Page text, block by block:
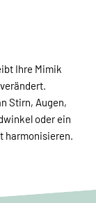
Ihre Mimik
Stirn, Augen,
oder ein
harmonisieren.